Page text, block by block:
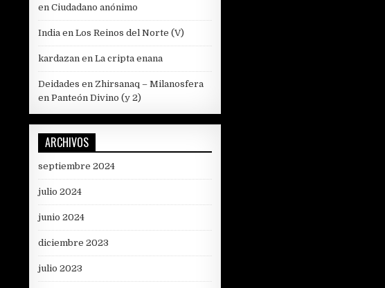
en Ciudadano anónimo
India en Los Reinos del Norte (V)
kardazan en La cripta enana
Deidades en Zhirsanaq – Milanosfera
en Panteón Divino (y 2)
ARCHIVOS
septiembre 2024
julio 2024
junio 2024
diciembre 2023
julio 2023